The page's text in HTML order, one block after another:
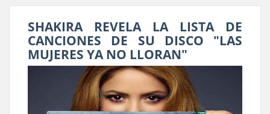
SHAKIRA REVELA LA LISTA DE
CANCIONES DE SU DISCO "LAS
MUJERES YA NO LLORAN"